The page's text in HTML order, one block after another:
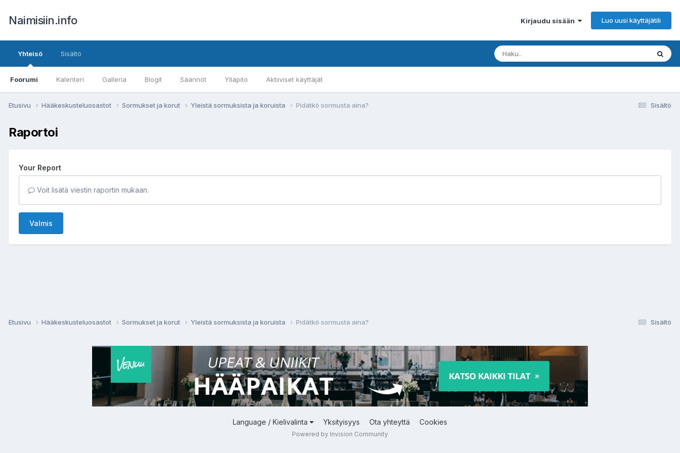
Naimisiin.info Kirjaudu sisään Luo uusi käyttäjätili
Yhteisö
Foorumi Kalenteri Galleria Blogit Säännöt Ylläpito Aktiiviset käyttäjät
Sisältö
Sisältö
Etusivu Hääkeskusteluosastot Sormukset ja korut Yleistä sormuksista ja koruista Pidätkö sormusta aina?
Raportoi
Your Report
Voit lisätä viestin raportin mukaan.
Valmis
Sisältö
Etusivu Hääkeskusteluosastot Sormukset ja korut Yleistä sormuksista ja koruista Pidätkö sormusta aina?
Language / Kielivalinta Yksityisyys Ota yhteyttä Cookies
Powered by Invision Community